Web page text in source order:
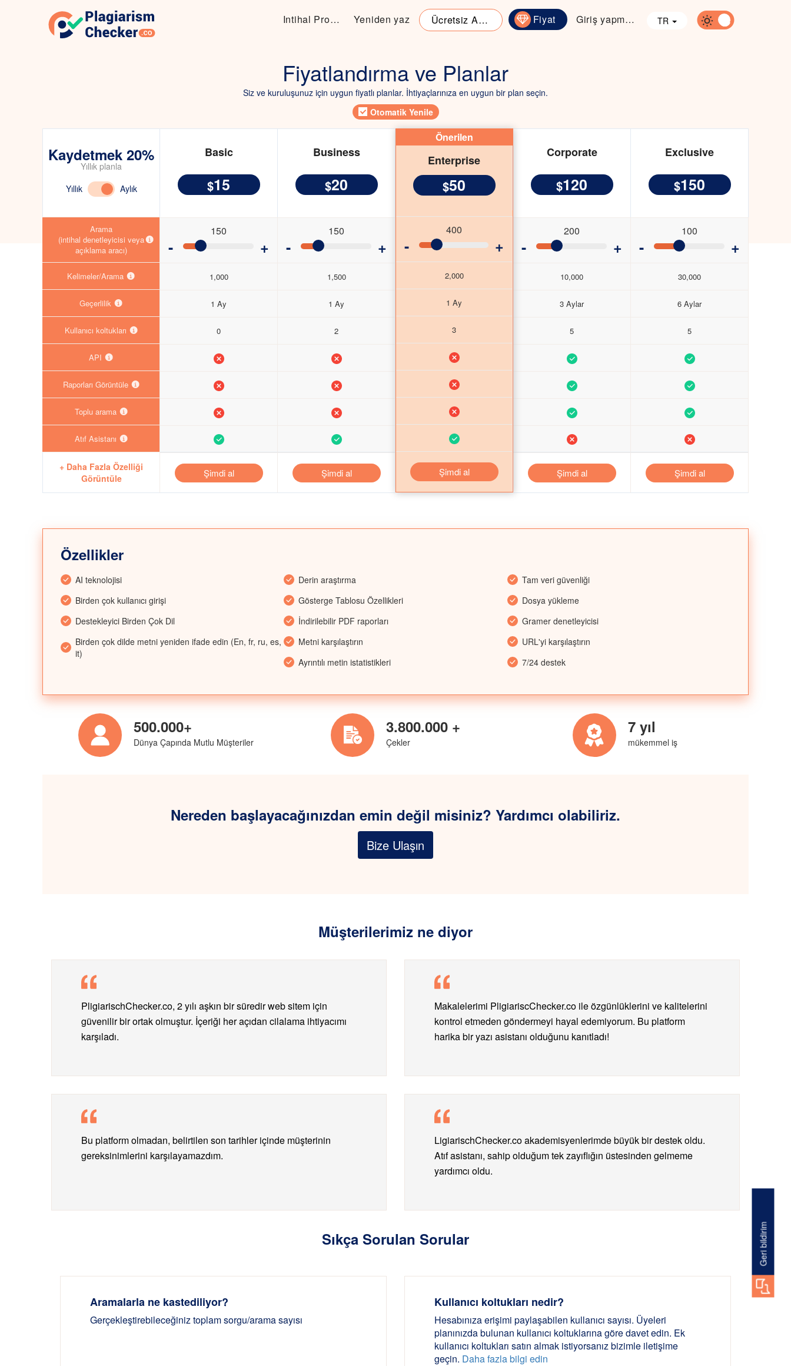
Intihal Programi Yeniden yaz Ücretsiz Araçlar Fiyat Giriş yapmak TR
Geri bildirim
Fiyatlandırma ve Planlar
Siz ve kuruluşunuz için uygun fiyatlı planlar. İhtiyaçlarınıza en uygun bir plan seçin.
Otomatik Yenile
Kaydetmek 20%
Yıllık planla
Yıllık
Aylık
Arama
(intihal denetleyicisi veya
açıklama aracı)
Kelimeler/Arama
Geçerlilik
Kullanıcı koltukları
API
Raporları Görüntüle
Toplu arama
Atıf Asistanı
+ Daha Fazla Özelliği
Görüntüle
Basic
$15
150
- +
1,000
1 Ay
0
Şimdi al
Business
$20
150
- +
1,500
1 Ay
2
Şimdi al
Önerilen
Enterprise
$50
400
- +
2,000
1 Ay
3
Şimdi al
Corporate
$120
200
- +
10,000
3 Aylar
5
Şimdi al
Exclusive
$150
100
- +
30,000
6 Aylar
5
Şimdi al
Özellikler
AI teknolojisi Derin araştırma
Tam veri güvenliği
Birden çok kullanıcı girişi
Gösterge Tablosu Özellikleri
Dosya yükleme
Destekleyici Birden Çok Dil
İndirilebilir PDF raporları
Gramer denetleyicisi
Birden çok dilde metni yeniden ifade edin (En, fr, ru, es,
it)
Metni karşılaştırın
URL'yi karşılaştırın
Ayrıntılı metin istatistikleri
7/24 destek
500.000+
Dünya Çapında Mutlu Müşteriler
3.800.000 +
Çekler
7 yıl
mükemmel iş
Nereden başlayacağınızdan emin değil misiniz? Yardımcı olabiliriz.
Bize Ulaşın
Müşterilerimiz ne diyor
PligiarischChecker.co, 2 yılı aşkın bir süredir web sitem için
güvenilir bir ortak olmuştur. İçeriği her açıdan cilalama ihtiyacımı
karşıladı.
Makalelerimi PligiariscChecker.co ile özgünlüklerini ve kalitelerini
kontrol etmeden göndermeyi hayal edemiyorum. Bu platform
harika bir yazı asistanı olduğunu kanıtladı!
Bu platform olmadan, belirtilen son tarihler içinde müşterinin
gereksinimlerini karşılayamazdım.
LigiarischChecker.co akademisyenlerimde büyük bir destek oldu.
Atıf asistanı, sahip olduğum tek zayıflığın üstesinden gelmeme
yardımcı oldu.
Sıkça Sorulan Sorular
Aramalarla ne kastediliyor?
Gerçekleştirebileceğiniz toplam sorgu/arama sayısı
Kullanıcı koltukları nedir?
Hesabınıza erişimi paylaşabilen kullanıcı sayısı. Üyeleri
planınızda bulunan kullanıcı koltuklarına göre davet edin. Ek
kullanıcı koltukları satın almak istiyorsanız bizimle iletişime
geçin. Daha fazla bilgi edin